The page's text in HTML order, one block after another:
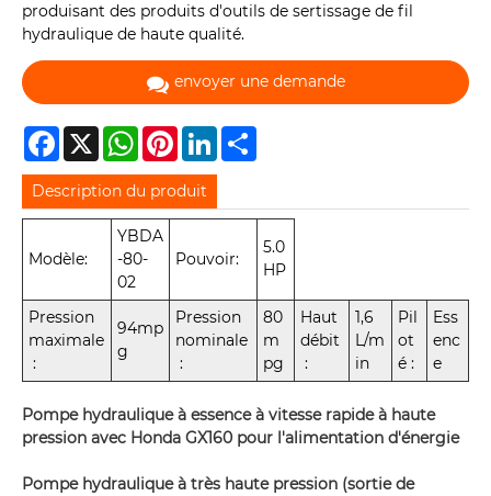
produisant des produits d'outils de sertissage de fil
hydraulique de haute qualité.
envoyer une demande
Facebook
X WhatsAppPinterestLinkedIn
Description du produit
Modèle:
YBDA
-80-
02
Pouvoir:
5.0
HP
Pression
maximale
:
94mp
g
Pression
nominale
:
80
m
pg
Haut
débit
:
1,6
L/m
in
Pil
ot
é :
Ess
enc
e
Pompe hydraulique à essence à vitesse rapide à haute
pression avec Honda GX160 pour l'alimentation d'énergie
Pompe hydraulique à très haute pression (sortie de